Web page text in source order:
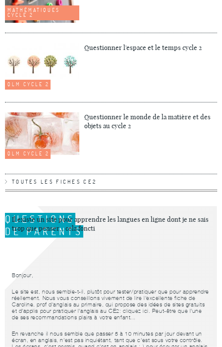
MATHÉMATIQUES
CYCLE 2
QLM CYCLE 2
Questionner l'espace et le temps cycle 2
QLM CYCLE 2
Questionner le monde de la matière et des
objets au cycle 2
TOUTES LES FICHES CE2
QUESTIONS
DE PARENTS
Il existe un site pour apprendre les langues en ligne dont je ne sais
trop que penser... cela foncti
Bonjour,
Le site est, nous semble-t-il, plutôt pour tester/pratiquer que pour apprendre
réellement. Nous vous conseillons vivement de lire l'excellente fiche de
Caroline, prof d'anglais au primaire, qui propose des idées de sites gratuits
et d'applis pour pratiquerl'anglais au CE2: cliquez ici. Peut-être que l'une
de ses recommandations plaira à votre enfant...
En revanche il nous semble que passer 5 à 10 minutes par jour devant un
écran, en anglais, n'est pas inquiétant, tant que c'est sous votre contrôle.